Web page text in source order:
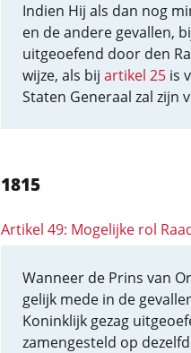
Indien Hij als dan nog
en de andere gevallen,
uitgeoefend door den
wijze, als bij artikel 25is
Staten Generaal zal zijn
1815
Artikel 49: Mogelijke rol
Wanneer de Prins van
gelijk mede in de
Koninklijk gezag
zamengesteld op